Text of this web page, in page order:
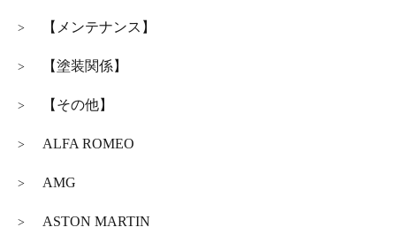
> 【メンテナンス】
> 【塗装関係】
> 【その他】
> ALFA ROMEO
> AMG
> ASTON MARTIN